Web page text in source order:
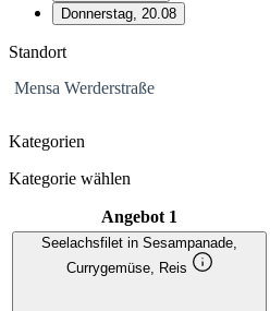
Donnerstag, 20.08
Standort
Mensa Werderstraße
Kategorien
Kategorie wählen
Angebot 1
Seelachsfilet in Sesampanade,
Currygemüse, Reis